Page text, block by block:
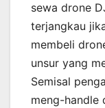
sewa drone
terjangkau
membeli
unsur yang
Semisal
meng-handle